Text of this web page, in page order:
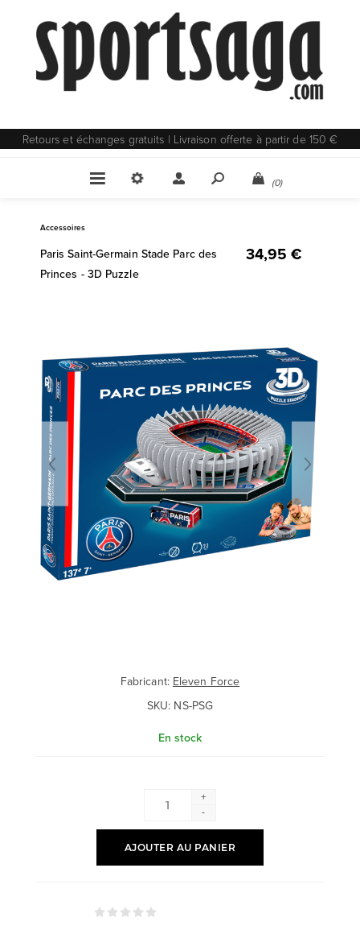
Retours et échanges gratuits | Livraison offerte à partir de 150 €
(0)
Accessoires
Paris Saint-Germain Stade Parc des
Princes - 3D Puzzle
34,95 €
Fabricant:Eleven Force
SKU: NS-PSG
En stock
+
-
AJOUTER AU PANIER